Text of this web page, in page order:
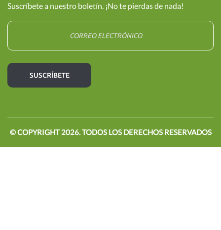
Suscríbete a nuestro boletín. ¡No te pierdas de nada!
© COPYRIGHT2026. TODOS LOS DERECHOS RESERVADOS